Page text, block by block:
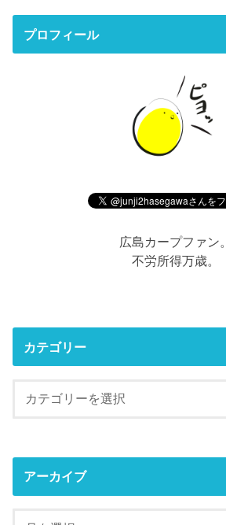
プロフィール
広島カープファン。
不労所得万歳。
カテゴリー
アーカイブ